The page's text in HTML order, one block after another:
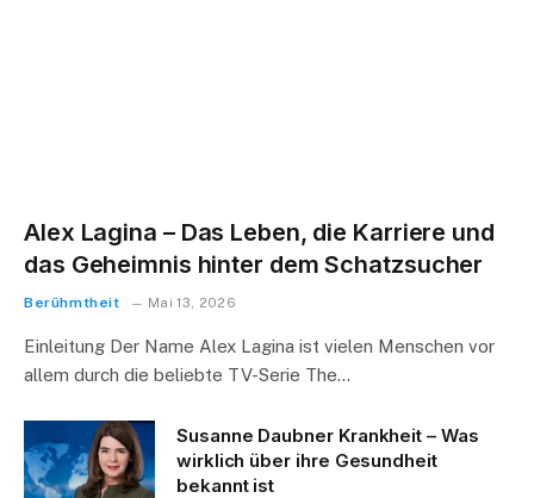
Alex Lagina – Das Leben, die Karriere und
das Geheimnis hinter dem Schatzsucher
Berühmtheit Mai 13, 2026
Einleitung Der Name Alex Lagina ist vielen Menschen vor
allem durch die beliebte TV-Serie The…
Susanne Daubner Krankheit – Was
wirklich über ihre Gesundheit
bekannt ist